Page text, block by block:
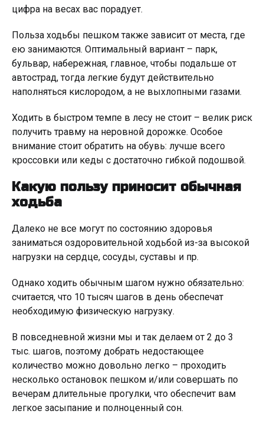
цифра на весах вас порадует.
Польза ходьбы пешком также зависит от места, где
ею занимаются. Оптимальный вариант – парк,
бульвар, набережная, главное, чтобы подальше от
автострад, тогда легкие будут действительно
наполняться кислородом, а не выхлопными газами.
Ходить в быстром темпе в лесу не стоит – велик риск
получить травму на неровной дорожке. Особое
внимание стоит обратить на обувь: лучше всего
кроссовки или кеды с достаточно гибкой подошвой.
Какую пользу приносит обычная
ходьба
Далеко не все могут по состоянию здоровья
заниматься оздоровительной ходьбой из-за высокой
нагрузки на сердце, сосуды, суставы и пр.
Однако ходить обычным шагом нужно обязательно:
считается, что 10 тысяч шагов в день обеспечат
необходимую физическую нагрузку.
В повседневной жизни мы и так делаем от 2 до 3
тыс. шагов, поэтому добрать недостающее
количество можно довольно легко – проходить
несколько остановок пешком и/или совершать по
вечерам длительные прогулки, что обеспечит вам
легкое засыпание и полноценный сон.